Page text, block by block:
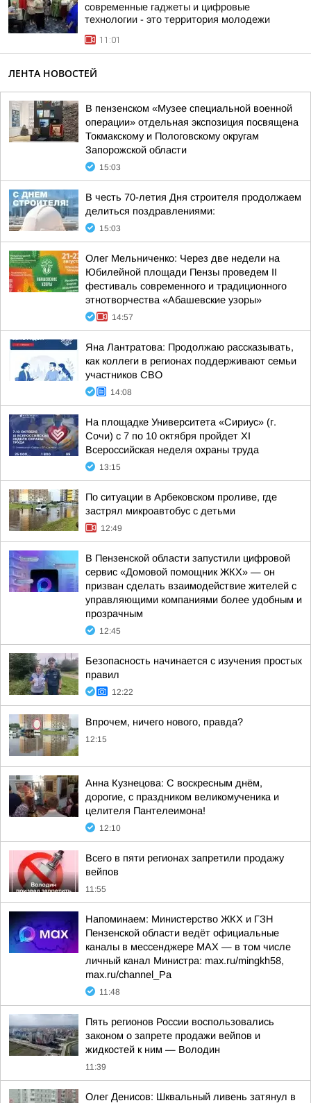
современные гаджеты и цифровые
технологии - это территория молодежи
11:01
ЛЕНТА НОВОСТЕЙ
В пензенском «Музее специальной военной
операции» отдельная экспозиция посвящена
Токмакскому и Пологовскому округам
Запорожской области
15:03
В честь 70-летия Дня строителя продолжаем
делиться поздравлениями:
15:03
Олег Мельниченко: Через две недели на
Юбилейной площади Пензы проведем II
фестиваль современного и традиционного
этнотворчества «Абашевские узоры»
14:57
Яна Лантратова: Продолжаю рассказывать,
как коллеги в регионах поддерживают семьи
участников СВО
14:08
На площадке Университета «Сириус» (г.
Сочи) с 7 по 10 октября пройдет XI
Всероссийская неделя охраны труда
13:15
По ситуации в Арбековском проливе, где
застрял микроавтобус с детьми
12:49
В Пензенской области запустили цифровой
сервис «Домовой помощник ЖКХ» — он
призван сделать взаимодействие жителей с
управляющими компаниями более удобным и
прозрачным
12:45
Безопасность начинается с изучения простых
правил
12:22
Впрочем, ничего нового, правда?
12:15
Анна Кузнецова: С воскресным днём,
дорогие, с праздником великомученика и
целителя Пантелеимона!
12:10
Всего в пяти регионах запретили продажу
вейпов
11:55
Напоминаем: Министерство ЖКХ и ГЗН
Пензенской области ведёт официальные
каналы в мессенджере МАХ — в том числе
личный канал Министра: max.ru/mingkh58,
max.ru/channel_Pa
11:48
Пять регионов России воспользовались
законом о запрете продажи вейпов и
жидкостей к ним — Володин
11:39
Олег Денисов: Шквальный ливень затянул в